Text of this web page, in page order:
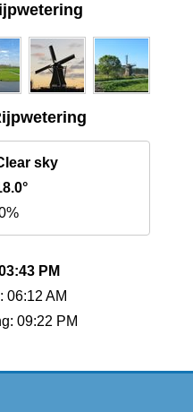
sky
PM
06:12 AM
09:22 PM